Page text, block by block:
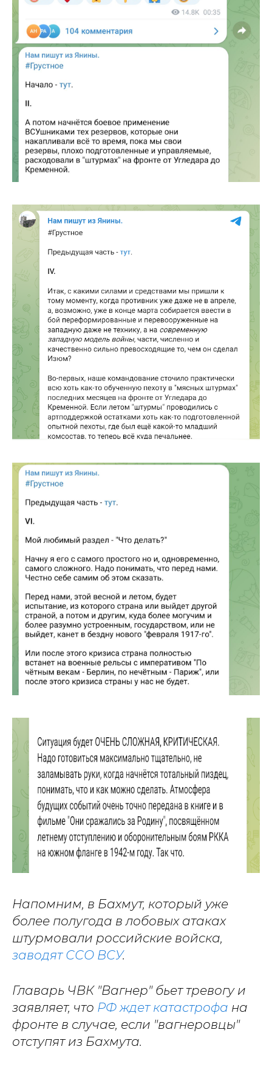
Напомним, в Бахмут, который уже
более полугода в лобовых атаках
штурмовали российские войска,
заводят ССО ВСУ.
Главарь ЧВК "Вагнер" бьет тревогу и
заявляет, что РФ ждет катастрофа на
фронте в случае, если "вагнеровцы"
отступят из Бахмута.